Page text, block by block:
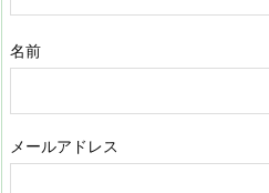
名前
メールアドレス